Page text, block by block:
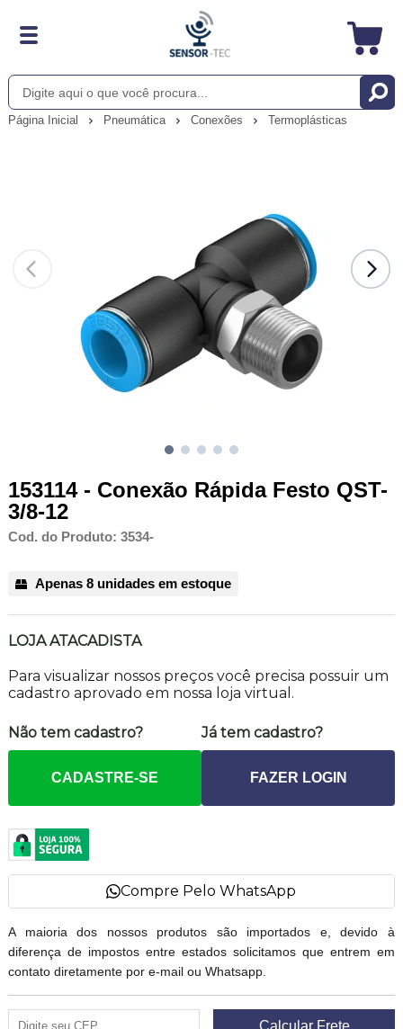
Página Inicial Pneumática Conexões Termoplásticas
153114 - Conexão Rápida Festo QST-
3/8-12
Cod. do Produto: 3534-
Apenas 8 unidades em estoque
LOJA ATACADISTA
Para visualizar nossos preços você precisa possuir um
cadastro aprovado em nossa loja virtual.
Não tem cadastro?
CADASTRE-SE
Já tem cadastro?
FAZER LOGIN
Compre Pelo WhatsApp
A maioria dos nossos produtos são importados e, devido à
diferença de impostos entre estados solicitamos que entrem em
contato diretamente por e-mail ou Whatsapp.